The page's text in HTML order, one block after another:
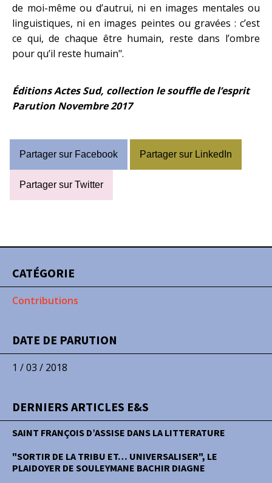
CATÉGORIE
Contributions
DATE DE PARUTION
1 / 03 / 2018
DERNIERS ARTICLES E&S
SAINT FRANÇOIS D’ASSISE DANS LA LITTERATURE
"SORTIR DE LA TRIBU ET… UNIVERSALISER", LE
PLAIDOYER DE SOULEYMANE BACHIR DIAGNE
de moi-même ou d’autrui, ni en images mentales ou
linguistiques, ni en images peintes ou gravées : c’est
ce qui, de chaque être humain, reste dans l’ombre
pour qu’il reste humain".
Éditions Actes Sud, collection le souffle de l’esprit
Parution Novembre 2017
Partager sur Facebook Partager sur LinkedIn
Partager sur Twitter